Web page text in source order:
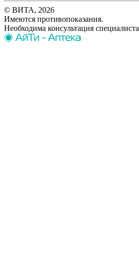
© ВИТА, 2026
Имеются противопоказания.
Необходима консультация специалиста